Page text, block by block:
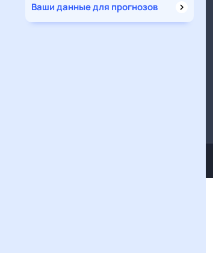
Ваши данные для прогнозов